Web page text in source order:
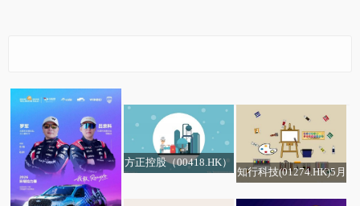
方正控股（00418.HK）
知行科技(01274.HK)5月